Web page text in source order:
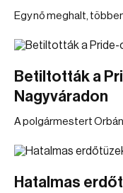
Egy nő meghalt,
Betiltották a
Nagyváradon
A polgármestert
Hatalmas